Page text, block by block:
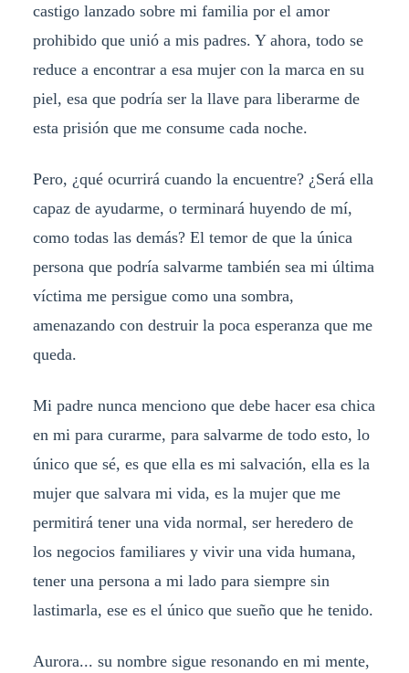
castigo lanzado sobre mi familia por el amor
prohibido que unió a mis padres. Y ahora, todo se
reduce a encontrar a esa mujer con la marca en su
piel, esa que podría ser la llave para liberarme de
esta prisión que me consume cada noche.
Pero, ¿qué ocurrirá cuando la encuentre? ¿Será ella
capaz de ayudarme, o terminará huyendo de mí,
como todas las demás? El temor de que la única
persona que podría salvarme también sea mi última
víctima me persigue como una sombra,
amenazando con destruir la poca esperanza que me
queda.
Mi padre nunca menciono que debe hacer esa chica
en mi para curarme, para salvarme de todo esto, lo
único que sé, es que ella es mi salvación, ella es la
mujer que salvara mi vida, es la mujer que me
permitirá tener una vida normal, ser heredero de
los negocios familiares y vivir una vida humana,
tener una persona a mi lado para siempre sin
lastimarla, ese es el único que sueño que he tenido.
Aurora... su nombre sigue resonando en mi mente,